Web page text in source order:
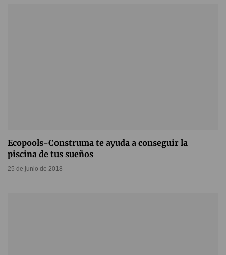
Ecopools-Construma te ayuda a conseguir la
piscina de tus sueños
25 de junio de 2018